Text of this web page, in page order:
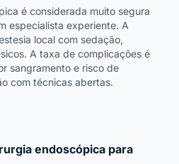
é considerada muito segura
especialista experiente. A
local com sedação,
A taxa de complicações é
sangramento e risco de
com técnicas abertas.
endoscópica para